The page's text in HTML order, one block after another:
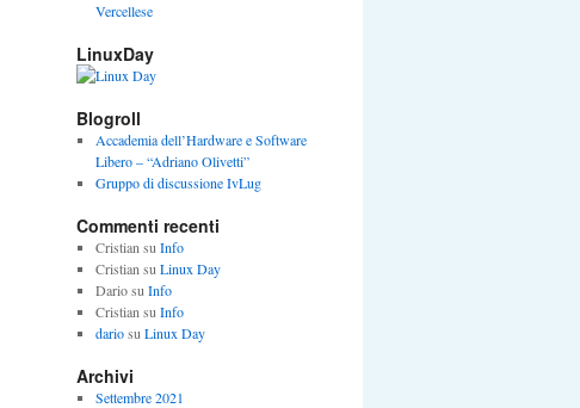
Vercellese
LinuxDay
Blogroll
Accademia dell’Hardware e Software
Libero – “Adriano Olivetti”
Gruppo di discussione IvLug
Commenti recenti
Cristian su Info
Cristian su Linux Day
Dariosu Info
Cristian su Info
dariosu Linux Day
Archivi
Settembre 2021